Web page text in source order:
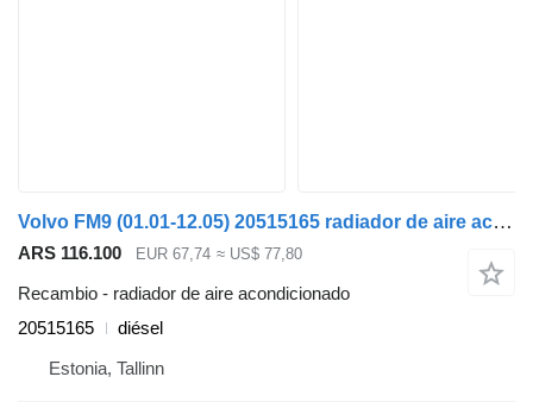
Volvo FM9 (01.01-12.05) 20515165 radiador de aire acondicionado para Volvo FM7-FM12, FM, FMX (1998-2014) cabeza tractora
ARS 116.100 EUR 67,74 ≈ US$ 77,80
Recambio - radiador de aire acondicionado
20515165
diésel
Estonia, Tallinn